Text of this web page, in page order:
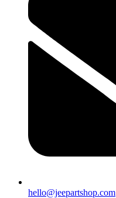
hello@jeepartshop.com